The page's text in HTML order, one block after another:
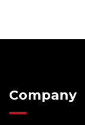
Company